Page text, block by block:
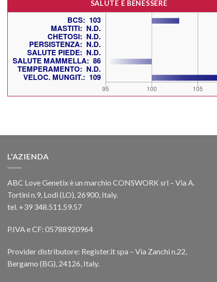
SALUTE E BENESSERE
L’AZIENDA
ABC Love Genetix è un marchio CONSWORK srl – Via A.
Tortini n.9, Lodi (LO), 26900, Italy.
tel. +39 348.511.59.57
P.IVA e CF: 05788920964
Provider distributore: Register.it spa – Via Zanchi n.22,
Bergamo (BG), 24126, Italy.